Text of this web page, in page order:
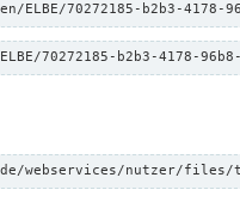
70272185-b2b3-4178-
b2b3-4178-96b8-
webservices/nutzer/